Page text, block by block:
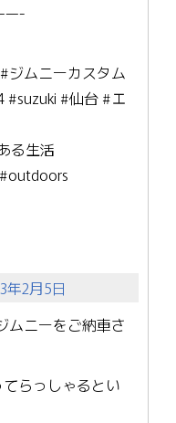
ジムニーカスタム
#suzuki #仙台 #エ
る生活
年2月5日
ムニーをご納車さ
らっしゃるとい